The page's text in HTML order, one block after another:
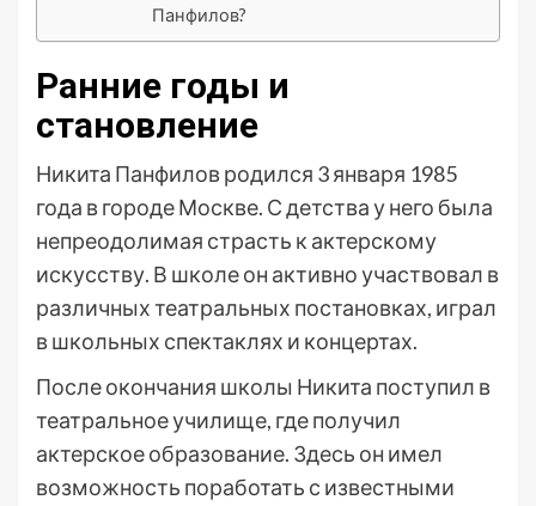
Панфилов?
Ранние годы и
становление
Никита Панфилов родился 3 января 1985
года в городе Москве. С детства у него была
непреодолимая страсть к актерскому
искусству. В школе он активно участвовал в
различных театральных постановках, играл
в школьных спектаклях и концертах.
После окончания школы Никита поступил в
театральное училище, где получил
актерское образование. Здесь он имел
возможность поработать с известными